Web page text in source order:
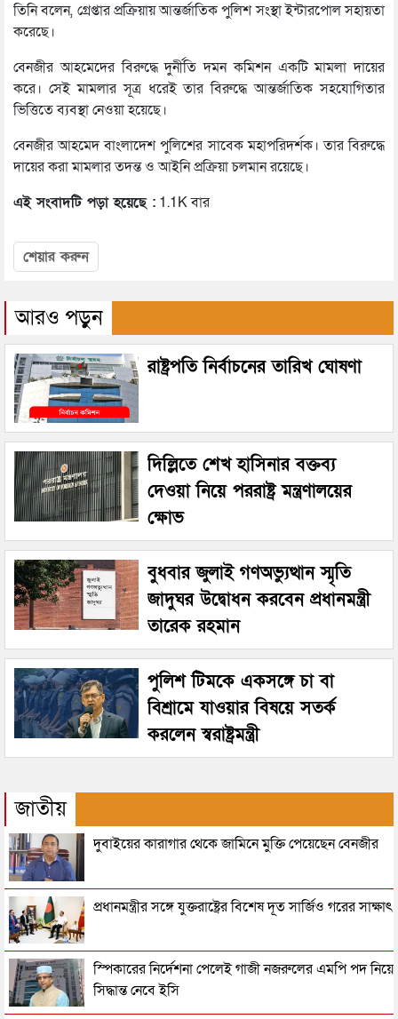
তিনি বলেন, গ্রেপ্তার প্রক্রিয়ায় আন্তর্জাতিক পুলিশ সংস্থা ইন্টারপোল সহায়তা
করেছে।
বেনজীর আহমেদের বিরুদ্ধে দুর্নীতি দমন কমিশন একটি মামলা দায়ের
করে। সেই মামলার সূত্র ধরেই তার বিরুদ্ধে আন্তর্জাতিক সহযোগিতার
ভিত্তিতে ব্যবস্থা নেওয়া হয়েছে।
বেনজীর আহমেদ বাংলাদেশ পুলিশের সাবেক মহাপরিদর্শক। তার বিরুদ্ধে
দায়ের করা মামলার তদন্ত ও আইনি প্রক্রিয়া চলমান রয়েছে।
এই সংবাদটি পড়া হয়েছে : 1.1K বার
শেয়ার করুন
আরও পড়ুন
রাষ্ট্রপতি নির্বাচনের তারিখ ঘোষণা
দিল্লিতে শেখ হাসিনার বক্তব্য
দেওয়া নিয়ে পররাষ্ট্র মন্ত্রণালয়ের
ক্ষোভ
বুধবার জুলাই গণঅভ্যুত্থান স্মৃতি
জাদুঘর উদ্বোধন করবেন প্রধানমন্ত্রী
তারেক রহমান
পুলিশ টিমকে একসঙ্গে চা বা
বিশ্রামে যাওয়ার বিষয়ে সতর্ক
করলেন স্বরাষ্ট্রমন্ত্রী
জাতীয়
দুবাইয়ের কারাগার থেকে জামিনে মুক্তি পেয়েছেন বেনজীর
প্রধানমন্ত্রীর সঙ্গে যুক্তরাষ্ট্রের বিশেষ দূত সার্জিও গরের সাক্ষাৎ
স্পিকারের নির্দেশনা পেলেই গাজী নজরুলের এমপি পদ নিয়ে
সিদ্ধান্ত নেবে ইসি